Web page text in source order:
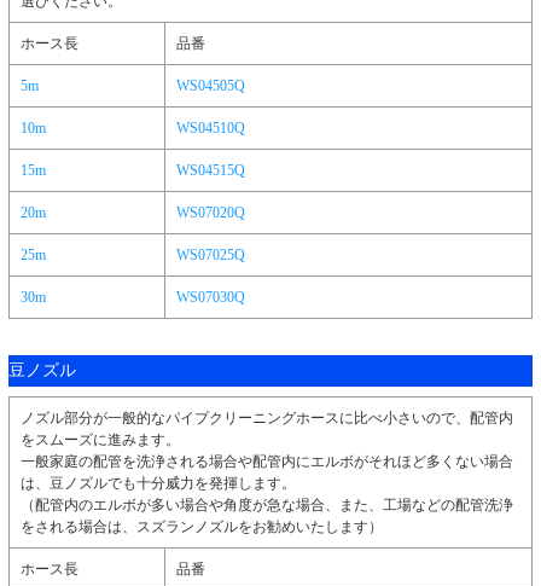
ホース長 品番
5m WS04505Q
10m WS04510Q
15m WS04515Q
20m WS07020Q
25m WS07025Q
30m WS07030Q
豆ノズル
ノズル部分が一般的なパイプクリーニングホースに比べ小さいので、配管内
をスムーズに進みます。
一般家庭の配管を洗浄される場合や配管内にエルボがそれほど多くない場合
は、豆ノズルでも十分威力を発揮します。
（配管内のエルボが多い場合や角度が急な場合、また、工場などの配管洗浄
をされる場合は、スズランノズルをお勧めいたします）
ホース長 品番